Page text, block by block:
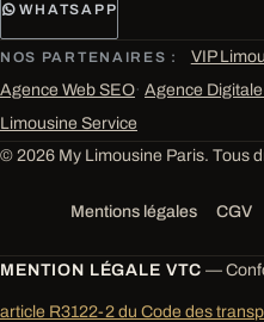
WHATSAPP
NOS PARTENAIRES : VIP
Agence Web SEO· Agence
Limousine Service
© 2026 My Limousine Paris. Tous
Mentions légales CGV
MENTION LÉGALE VTC —
article R3122-2 du Code des